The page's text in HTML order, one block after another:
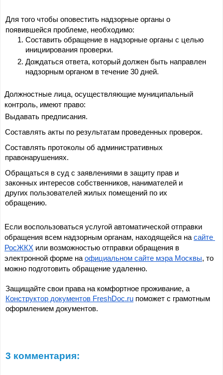
Для того чтобы оповестить надзорные органы о
появившейся проблеме, необходимо:
Составить обращение в надзорные органы с целью
инициирования проверки.
Дождаться ответа, который должен быть направлен
надзорным органом в течение 30 дней.
Должностные лица, осуществляющие муниципальный
контроль, имеют право:
Выдавать предписания.
Составлять акты по результатам проведенных проверок.
Составлять протоколы об административных
правонарушениях.
Обращаться в суд с заявлениями в защиту прав и
законных интересов собственников, нанимателей и
других пользователей жилых помещений по их
обращению.
Если воспользоваться услугой автоматической отправки
обращения всем надзорным органам, находящейся на сайте
РосЖКХ или возможностью отправки обращения в
электронной форме на официальном сайте мэра Москвы, то
можно подготовить обращение удаленно.
Защищайте свои права на комфортное проживание, а
Конструктор документов FreshDoc.ru поможет с грамотным
оформлением документов.
3 комментария: